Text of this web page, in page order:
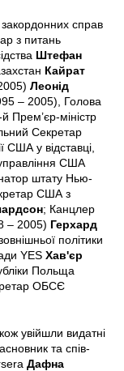
закордонних справ
з питань
Штефан
Кайрат
Леонід
– 2005), Голова
Прем’єр-міністр
Секретар
США у відставці,
США
штату Нью-
США з
; Канцлер
– 2005) Герхард
політики
YES Хав'єр
Польща
ОБСЄ
увійшли видатні
та спів-
Дафна